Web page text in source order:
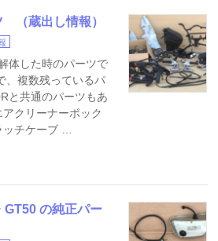
（蔵出し情報）
体した時のパーツで
、複数残っているパ
と共通のパーツもあ
クリーナーボック
チケーブ …
GT50 の純正パー